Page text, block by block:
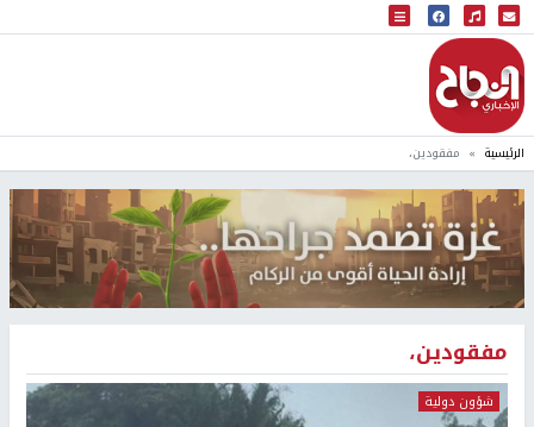
البث المباشر
إذاعة النجاح
الرئيسية مفقودين،
مفقودين،
شؤون دولية